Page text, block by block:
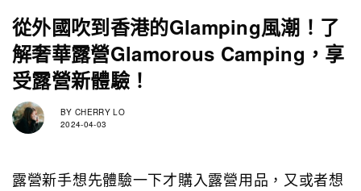
從外國吹到香港的Glamping風潮！了
解奢華露營Glamorous Camping，享
受露營新體驗！
BY CHERRY LO
2024-04-03
露營新手想先體驗一下才購入露營用品，又或者想